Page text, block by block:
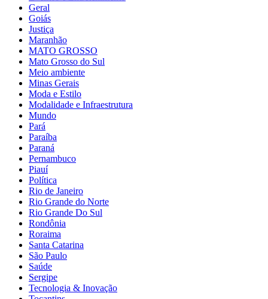
Geral
Goiás
Justiça
Maranhão
MATO GROSSO
Mato Grosso do Sul
Meio ambiente
Minas Gerais
Moda e Estilo
Modalidade e Infraestrutura
Mundo
Pará
Paraíba
Paraná
Pernambuco
Piauí
Política
Rio de Janeiro
Rio Grande do Norte
Rio Grande Do Sul
Rondônia
Roraima
Santa Catarina
São Paulo
Saúde
Sergipe
Tecnologia & Inovação